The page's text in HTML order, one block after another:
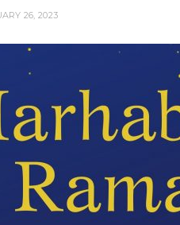
26, 2023